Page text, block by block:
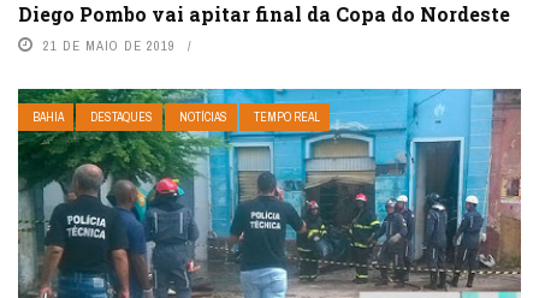
Diego Pombo vai apitar final da Copa do Nordeste
21 DE MAIO DE 2019
BAHIA DESTAQUES NOTÍCIAS TEMPO REAL